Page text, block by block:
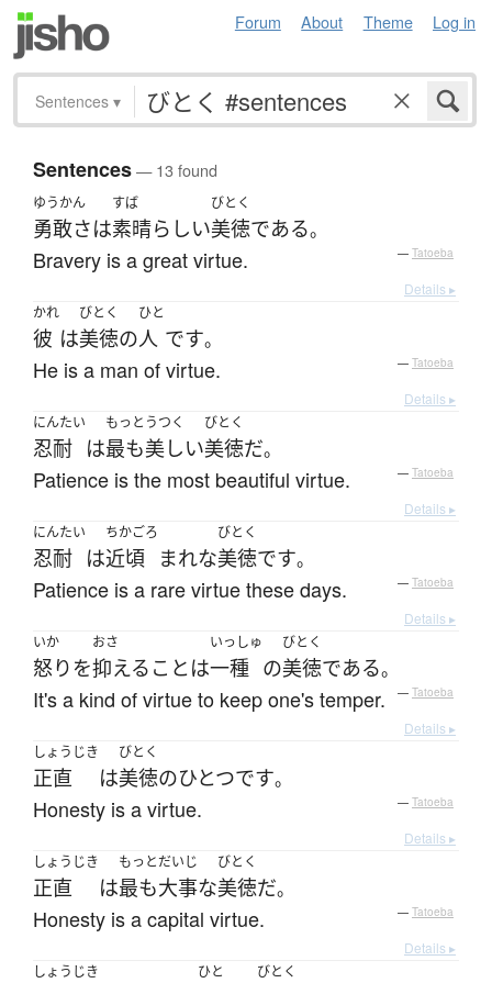
Forum About Theme Log in
Sentences ▾
Sentences— 13 found
ゆうかん
勇敢さは
すば
素晴らしい
びとく
美徳である。
Bravery is a great virtue. — Tatoeba
Details ▸
かれ
彼 は
びとく
美徳の
ひと
人 です。
He is a man of virtue. — Tatoeba
Details ▸
にんたい
忍耐 は
もっと
最も
うつく
美しい
びとく
美徳だ。
Patience is the most beautiful virtue. — Tatoeba
Details ▸
にんたい
忍耐 は
ちかごろ
近頃 まれな
びとく
美徳です。
Patience is a rare virtue these days. — Tatoeba
Details ▸
いか
怒り を
おさ
抑える ことは
いっしゅ
一種 の
びとく
美徳である。
It's a kind of virtue to keep one's temper. — Tatoeba
Details ▸
しょうじき
正直 は
びとく
美徳のひとつです。
Honesty is a virtue. — Tatoeba
Details ▸
しょうじき
正直 は
もっと
最も
だいじ
大事な
びとく
美徳だ。
Honesty is a capital virtue. — Tatoeba
Details ▸
しょうじき
ひと びとく